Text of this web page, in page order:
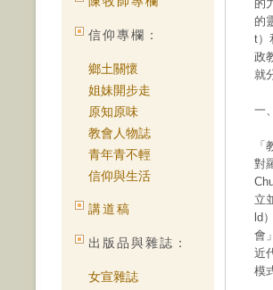
信仰專欄：
鄉土關懷
姐妹開步走
原知原味
教會人物誌
青年青不輕
信仰與生活
講道稿
出版品與雜誌：
女宣雜誌
的
的
t）
政
就
一
對
立
ld
會
近
模